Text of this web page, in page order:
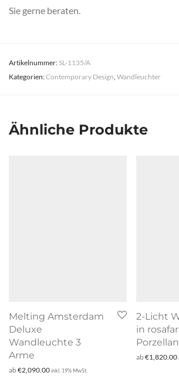
Sie gerne beraten.
Artikelnummer: SL-1135/A
Kategorien:Contemporary Design Wandleuchter
Ähnliche Produkte
Melting Amsterdam
Deluxe
Wandleuchte 3
Arme
ab€2,090.00inkl. 19% MwSt.
2-Licht
in
Porzellan
ab€1,820.00